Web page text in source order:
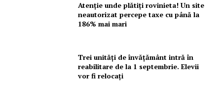
Atenție unde plătiți rovinieta! Un site
neautorizat percepe taxe cu până la
186% mai mari
Trei unități de învățământ intră în
reabilitare de la 1 septembrie. Elevii
vor fi relocați